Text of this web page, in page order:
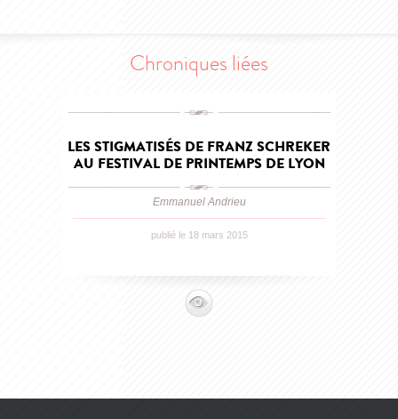
Chroniques liées
LES STIGMATISÉS DE FRANZ SCHREKER
AU FESTIVAL DE PRINTEMPS DE LYON
Emmanuel Andrieu
publié le 18 mars 2015